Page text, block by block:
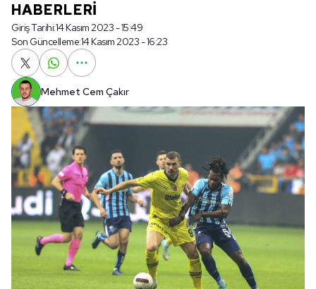
HABERLERİ
Giriş Tarihi:14 Kasım 2023 - 15:49
Son Güncelleme:14 Kasım 2023 - 16:23
Mehmet Cem Çakır